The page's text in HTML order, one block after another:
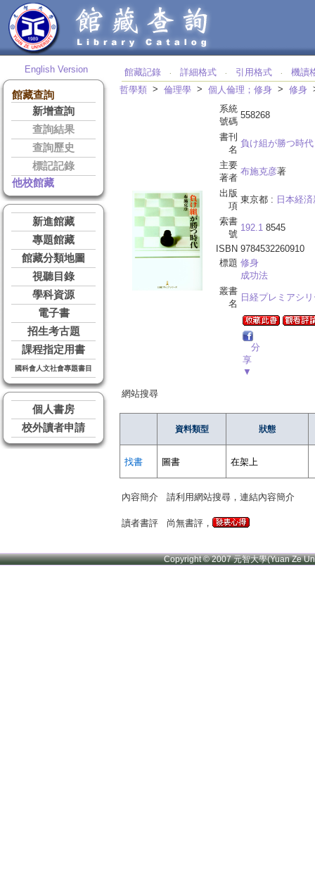
English Version
館藏查詢
新增查詢
查詢結果
查詢歷史
標記記錄
他校館藏
新進館藏
專題館藏
館藏分類地圖
視聽目錄
學科資源
電子書
招生考古題
課程指定用書
國科會人文社會專題書目
個人書房
校外讀者申請
館藏記錄 ‧ 詳細格式 ‧ 引用格式 ‧
機讀
哲學類 > 倫理學 > 個人倫理；修身 > 修身
系統
號碼
558268
書刊
名
負け組が勝つ時代
主要
著者
布施克彦著
出版
項
東京都 : 日本経
索書
號
192.1 8545
ISBN 9784532260910
標題 修身
成功法
叢書
名
日経プレミアシ
分
享
▼
網站搜尋
資料類型 狀態
找書 圖書 在架上
內容簡介 請利用網站搜尋，連結內容簡介
讀者書評 尚無書評，
Copyright © 2007 元智大學(Yuan Ze